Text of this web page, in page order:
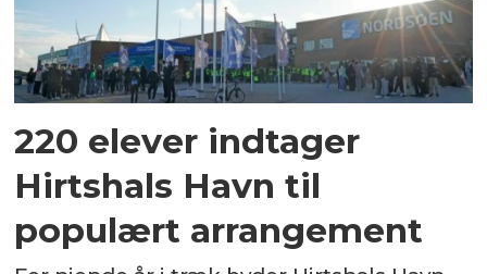
220 elever indtager
Hirtshals Havn til
populært arrangement